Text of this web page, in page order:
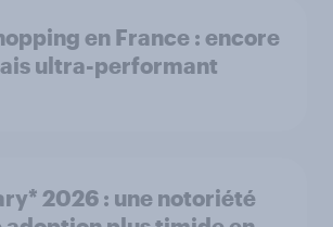
en France : encore
ultra-performant
2026 : une notoriété